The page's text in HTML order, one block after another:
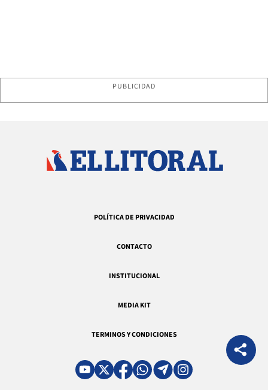
PUBLICIDAD
POLÍTICA DE PRIVACIDAD
CONTACTO
INSTITUCIONAL
MEDIA KIT
TERMINOS Y CONDICIONES